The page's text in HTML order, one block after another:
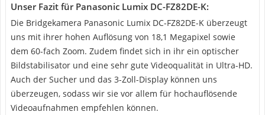
Unser Fazit für Panasonic Lumix DC-FZ82DE-K:
Die Bridgekamera Panasonic Lumix DC-FZ82DE-K überzeugt
uns mit ihrer hohen Auflösung von 18,1 Megapixel sowie
dem 60-fach Zoom. Zudem findet sich in ihr ein optischer
Bildstabilisator und eine sehr gute Videoqualität in Ultra-HD.
Auch der Sucher und das 3-Zoll-Display können uns
überzeugen, sodass wir sie vor allem für hochauflösende
Videoaufnahmen empfehlen können.